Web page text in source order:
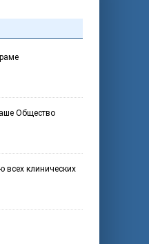
Общество
всех клинических